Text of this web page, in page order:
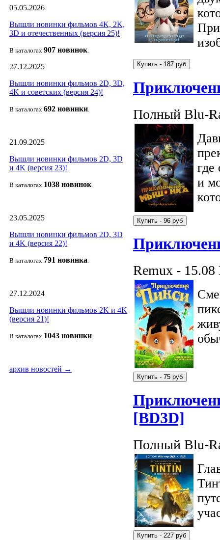
05.05.2026
Вышли новинки фильмов 4K, 2K,
3D и отечественных (версия 25)!
В каталогах 907 новинок.
27.12.2025
Вышли новинки фильмов 2D, 3D,
4K и советских (версия 24)!
В каталогах 692 новинки.
21.09.2025
Вышли новинки фильмов 2D, 3D
и 4K (версия 23)!
В каталогах 1038 новинок.
23.05.2025
Вышли новинки фильмов 2D, 3D
и 4K (версия 22)!
В каталогах 791 новинка.
27.12.2024
Вышли новинки фильмов 2K и 4K
(версия 21)!
В каталогах 1043 новинки.
архив новостей →
При
Полный Blu-
где
и
Remux - 15.08
[BD3D]
Полный Blu-